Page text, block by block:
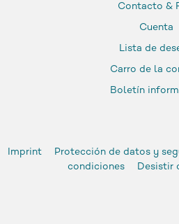
Contacto &
Cuenta
Lista de
Carro de la
Boletín
Imprint Protección de datos y
condiciones
Desistir